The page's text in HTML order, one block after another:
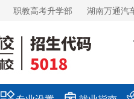
职教高考升学部 湖南万通汽